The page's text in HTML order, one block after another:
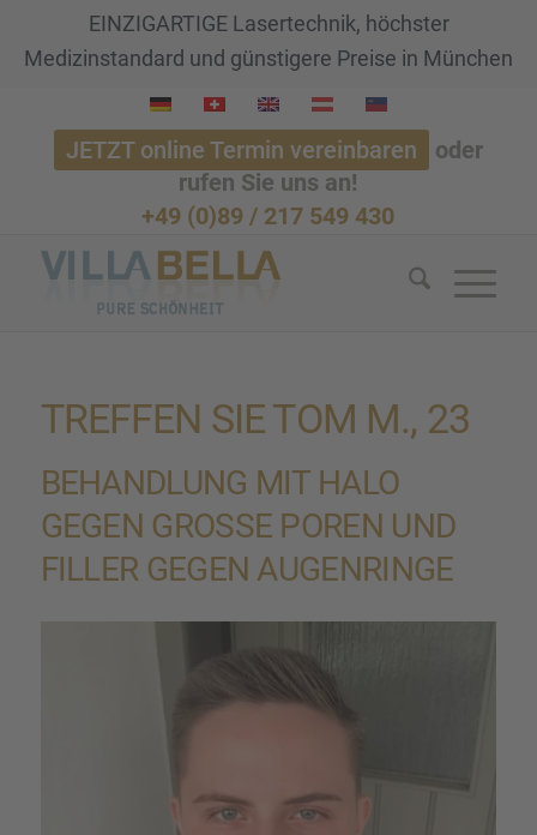
EINZIGARTIGE Lasertechnik, höchster
Medizinstandard und günstigere Preise in München
JETZT online Termin vereinbaren
oder
rufen Sie uns an!
+49 (0)89 / 217 549 430
TREFFEN SIE TOM M., 23
BEHAND­LUNG MIT HALO
GEGEN GROSSE POREN UND F
ILLER GEGEN AUGEN­RINGE